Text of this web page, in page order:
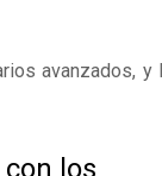
avanzados, y
los